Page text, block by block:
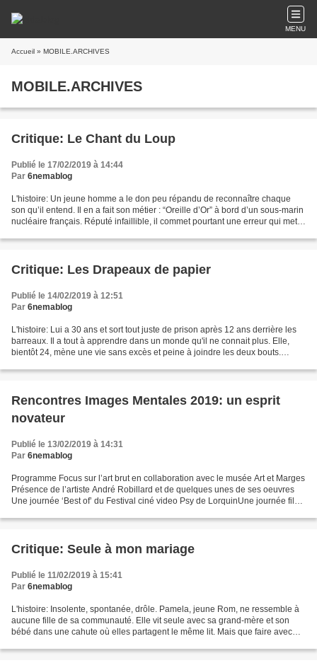
MENU
Accueil » MOBILE.ARCHIVES
MOBILE.ARCHIVES
Critique: Le Chant du Loup
Publié le 17/02/2019 à 14:44
Par 6nemablog
L'histoire: Un jeune homme a le don peu répandu de reconnaître chaque
son qu’il entend. Il en a fait son métier : “Oreille d’Or” à bord d’un sous-marin
nucléaire français. Réputé infaillible, il commet pourtant une erreur qui met
Critique: Les Drapeaux de papier
Publié le 14/02/2019 à 12:51
Par 6nemablog
L'histoire: Lui a 30 ans et sort tout juste de prison après 12 ans derrière les
barreaux. Il a tout à apprendre dans un monde qu'il ne connait plus. Elle,
bientôt 24, mène une vie sans excès et peine à joindre les deux bouts.
Rencontres Images Mentales 2019: un esprit
novateur
Publié le 13/02/2019 à 14:31
Par 6nemablog
Programme Focus sur l’art brut en collaboration avec le musée Art et Marges
Présence de l’artiste André Robillard et de quelques unes de ses oeuvres
Une journée ‘Best of’ du Festival ciné video Psy de LorquinUne journée films
Critique: Seule à mon mariage
Publié le 11/02/2019 à 15:41
Par 6nemablog
L'histoire: Insolente, spontanée, drôle. Pamela, jeune Rom, ne ressemble à
aucune fille de sa communauté. Elle vit seule avec sa grand-mère et son
bébé dans une cahute où elles partagent le même lit. Mais que faire avec